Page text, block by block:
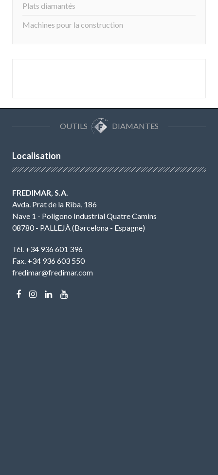
Plats diamantés
Machines pour la construction
OUTILS DIAMANTES
Localisation
FREDIMAR, S.A.
Avda. Prat de la Riba, 186
Nave 1 - Polígono Industrial Quatre Camins
08780 - PALLEJÀ (Barcelona - Espagne)
Tél. +34 936 601 396
Fax. +34 936 603 550
fredimar@fredimar.com